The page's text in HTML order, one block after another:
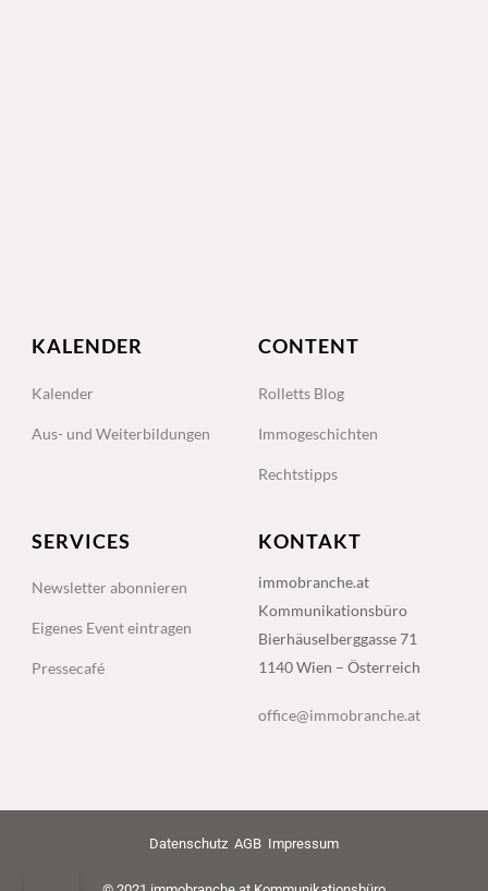
KALENDER
Kalender
Aus- und Weiterbildungen
CONTENT
Rolletts Blog
Immogeschichten
Rechtstipps
SERVICES
Newsletter abonnieren
Eigenes Event eintragen
Pressecafé
KONTAKT
immobranche.at
Kommunikationsbüro
Bierhäuselberggasse 71
1140 Wien – Österreich
office@immobranche.at
Datenschutz AGB Impressum